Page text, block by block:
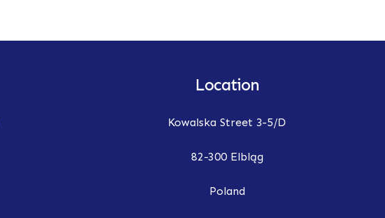
Location
Kowalska Street 3-5/D
82-300 Elbląg
Poland